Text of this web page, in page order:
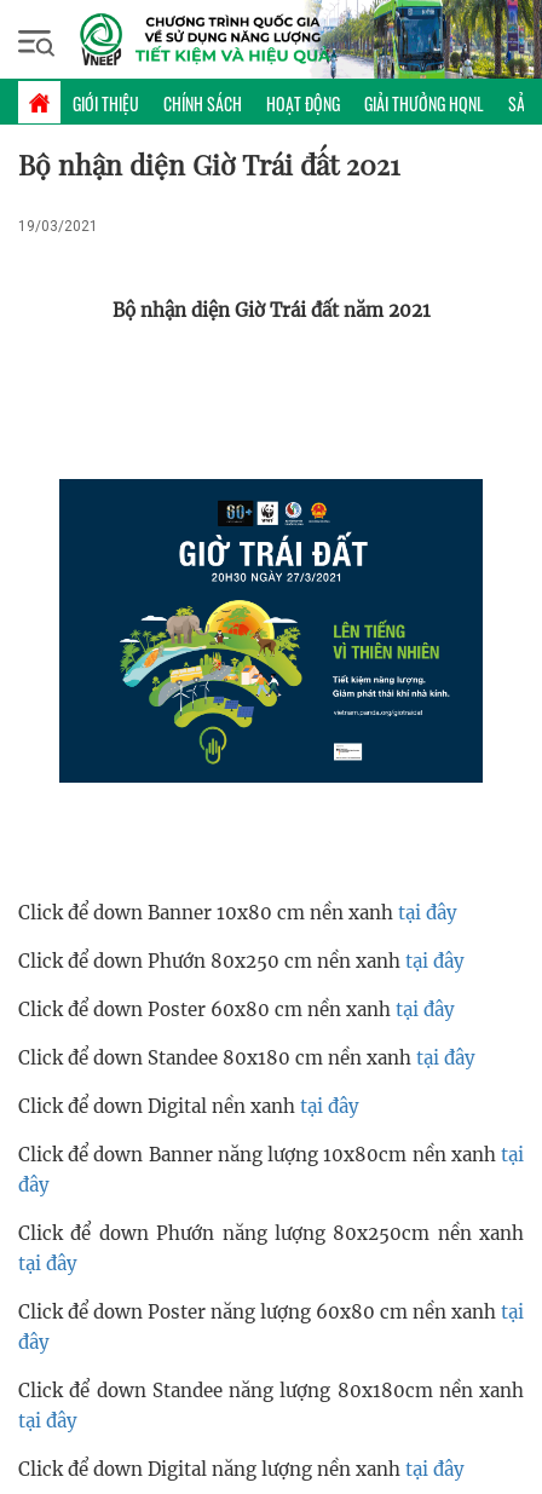
GIỚI THIỆU CHÍNH SÁCH HOẠT ĐỘNG GIẢI THƯỞNG HQNL SẢN
Thứ sáu, 07/08/2026 | 19:27 GMT+7
ẤN PHẨM TRUYỀN THÔNG
Bộ nhận diện Giờ Trái đất 2021
19/03/2021
Bộ nhận diện Giờ Trái đất năm 2021
Click để down Banner 10x80 cm nền xanh tại đây
Click để down Phướn 80x250 cm nền xanh tại đây
Click để down Poster 60x80 cm nền xanh tại đây
Click để down Standee 80x180 cm nền xanh tại đây
Click để down Digital nền xanh tại đây
Click để down Banner năng lượng 10x80cm nền xanh tại
đây
Click để down Phướn năng lượng 80x250cm nền xanh
tại đây
Click để down Poster năng lượng 60x80 cm nền xanh tại
đây
Click để down Standee năng lượng 80x180cm nền xanh
tại đây
Click để down Digital năng lượng nền xanh tại đây